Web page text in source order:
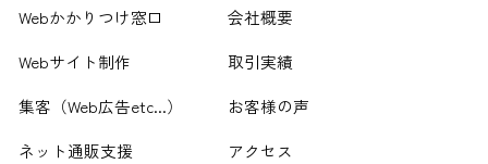
Webかかりつけ窓口
Webサイト制作
集客（Web広告etc...）
ネット通販支援
会社概要
取引実績
お客様の声
アクセス